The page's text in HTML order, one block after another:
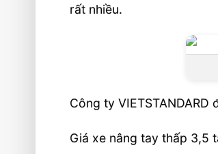
rất nhiều.
Công ty
Giá xe nâng tay thấp 3,5